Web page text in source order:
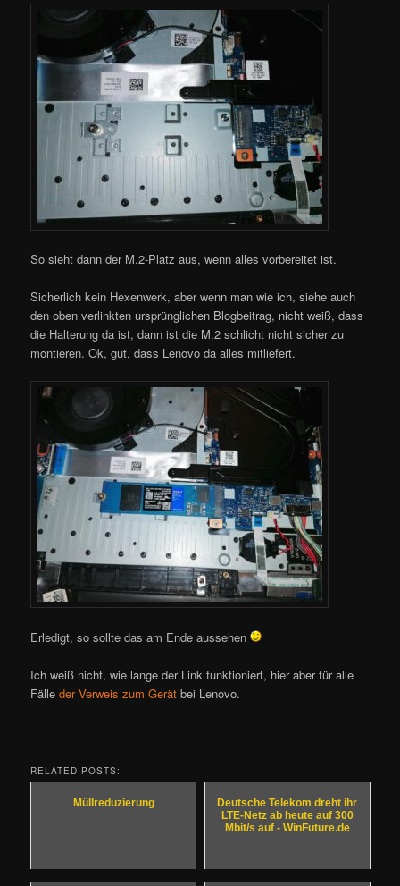
So sieht dann der M.2-Platz aus, wenn alles vorbereitet ist.
Sicherlich kein Hexenwerk, aber wenn man wie ich, siehe auch
den oben verlinkten ursprünglichen Blogbeitrag, nicht weiß, dass
die Halterung da ist, dann ist die M.2 schlicht nicht sicher zu
montieren. Ok, gut, dass Lenovo da alles mitliefert.
Erledigt, so sollte das am Ende aussehen
Ich weiß nicht, wie lange der Link funktioniert, hier aber für alle
Fälleder Verweis zum Gerät bei Lenovo.
RELATED POSTS:
Müllreduzierung
Deutsche Telekom dreht ihr
LTE-Netz ab heute auf 300
Mbit/s auf - WinFuture.de